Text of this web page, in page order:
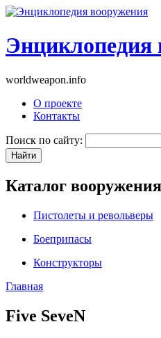
Энциклопедия
worldweapon.info
О проекте
Контакты
Поиск по сайту:
Каталог вооружения
Пистолеты и револьверы
Боеприпасы
Конструкторы
Главная
Five SeveN